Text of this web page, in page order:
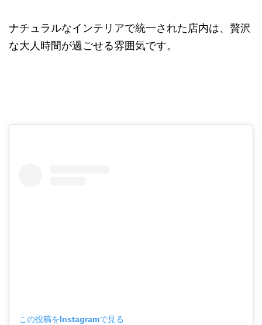
ナチュラルなインテリアで統一された店内は、贅沢
な大人時間が過ごせる雰囲気です。
この投稿をInstagramで見る